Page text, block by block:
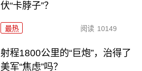
伏“卡脖子”？
最热 阅读 10149
射程1800公里的“巨炮”，治得了
美军“焦虑”吗？